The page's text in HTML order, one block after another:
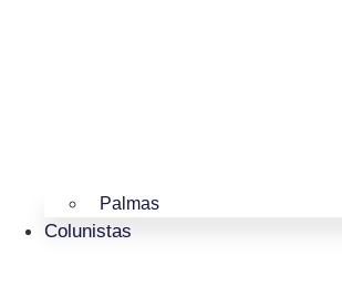
Palmas
Colunistas